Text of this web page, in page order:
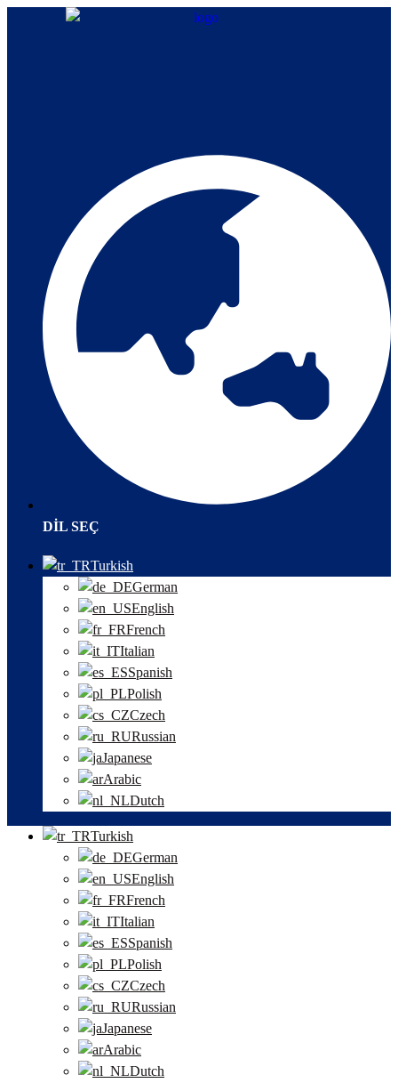
DIL SEÇ
Turkish
German
English
French
Italian
Spanish
Polish
Czech
Russian
Japanese
Arabic
Dutch
Turkish
German
English
French
Italian
Spanish
Polish
Czech
Russian
Japanese
Arabic
Dutch